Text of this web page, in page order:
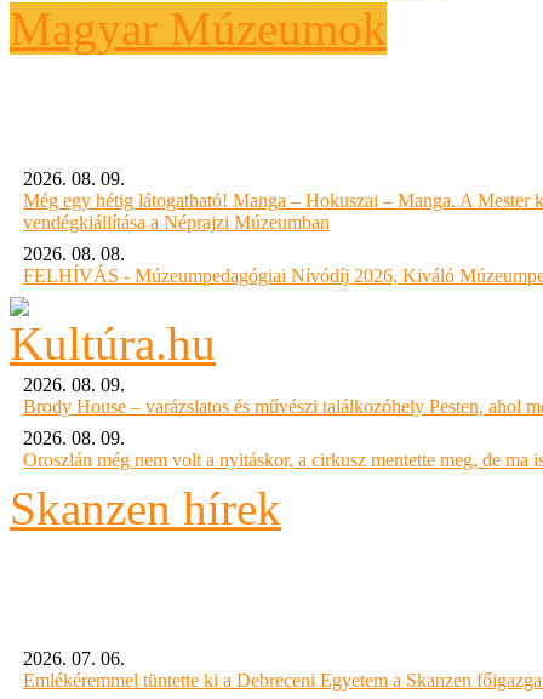
Magyar Múzeumok
2026. 08. 09.
Még egy hétig látogatható! Manga – Hokuszai – Manga. A Mester
vendégkiállítása a Néprajzi Múzeumban
2026. 08. 08.
FELHÍVÁS - Múzeumpedagógiai Nívódíj 2026, Kiváló
2026. 08. 09.
Brody House – varázslatos és művészi találkozóhely Pesten, ahol
2026. 08. 09.
Oroszlán még nem volt a nyitáskor, a cirkusz mentette meg, de ma
Skanzen hírek
2026. 07. 06.
Emlékéremmel tüntette ki a Debreceni Egyetem a Skanzen